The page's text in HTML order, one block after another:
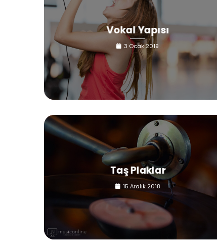
Vokal Yapısı
3 Ocak 2019
Taş Plaklar
15 Aralık 2018